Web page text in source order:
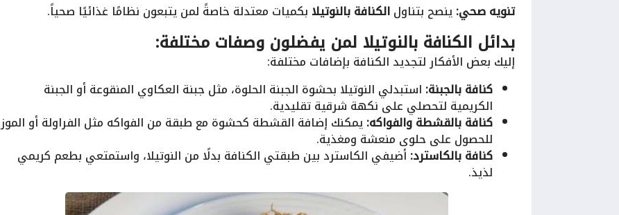
تنويه صحي:ينصح بتناولالكنافة بالنوتيلا بكميات معتدلة خاصةً لمن يتبعون نظامًا غذائيًا صحياً.
بدائل الكنافة بالنوتيلا لمن يفضلون وصفات مختلفة:
إليك بعض الأفكار لتجديد الكنافة بإضافات مختلفة:
كنافة بالجبنة: استبدلي النوتيلا بحشوة الجبنة الحلوة، مثل جبنة العكاوي المنقوعة أو الجبنة
الكريمية لتحصلي على نكهة شرقية تقليدية.
كنافة بالقشطة والفواكه:يمكنك إضافة القشطة كحشوة مع طبقة من الفواكه مثل الفراولة أو الموز
للحصول على حلوى منعشة ومغذية.
كنافة بالكاسترد: أضيفي الكاسترد بين طبقتي الكنافة بدلًا من النوتيلا، واستمتعي بطعم كريمي
لذيذ.